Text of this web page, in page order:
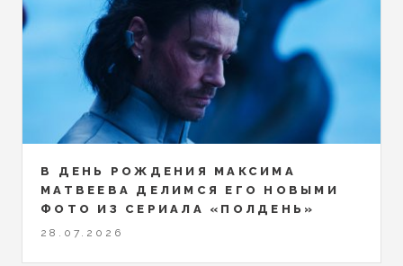
В ДЕНЬ РОЖДЕНИЯ МАКСИМА
МАТВЕЕВА ДЕЛИМСЯ ЕГО НОВЫМИ
ФОТО ИЗ СЕРИАЛА «ПОЛДЕНЬ»
28.07.2026